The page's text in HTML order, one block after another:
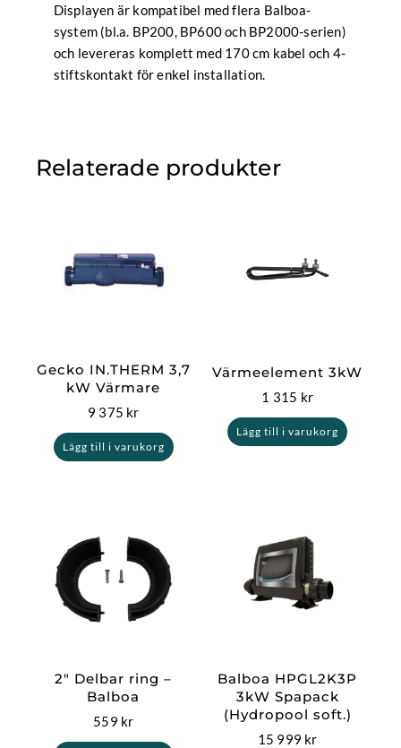
Displayen är kompatibel med flera Balboa-
system (bl.a. BP200, BP600 och BP2000-serien)
och levereras komplett med 170 cm kabel och 4-
stiftskontakt för enkel installation.
Relaterade produkter
Gecko IN.THERM 3,7
kW Värmare
9 375 kr
Lägg till i varukorg
Värmeelement 3kW
1 315 kr
Lägg till i varukorg
2″ Delbar ring –
Balboa
559 kr
Balboa HPGL2K3P
3kW Spapack
(Hydropool soft.)
15 999 kr